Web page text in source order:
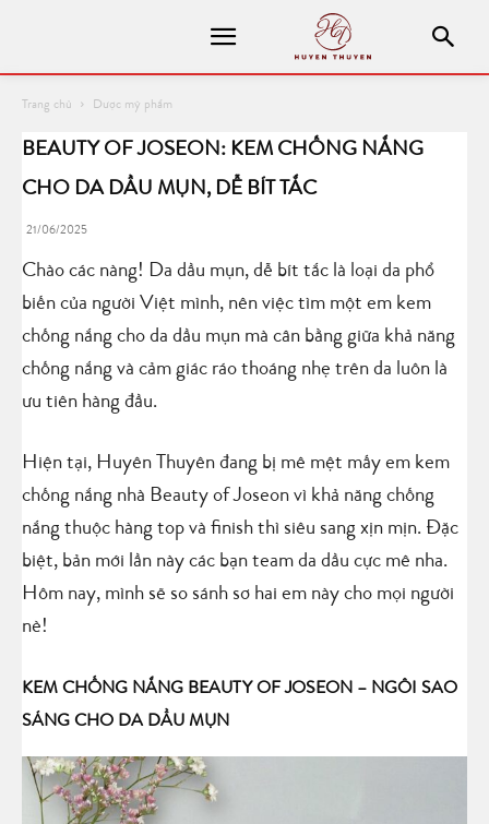
Trang chủ Dược mỹ phẩm
BEAUTY OF JOSEON: KEM CHỐNG NẮNG
CHO DA DẦU MỤN, DỄ BÍT TẮC
21/06/2025
Chào các nàng! Da dầu mụn, dễ bít tắc là loại da phổ
biến của người Việt mình, nên việc tìm một em kem
chống nắng cho da dầu mụn mà cân bằng giữa khả năng
chống nắng và cảm giác ráo thoáng nhẹ trên da luôn là
ưu tiên hàng đầu.
Hiện tại, Huyên Thuyên đang bị mê mệt mấy em kem
chống nắng nhà Beauty of Joseon vì khả năng chống
nắng thuộc hàng top và finish thì siêu sang xịn mịn. Đặc
biệt, bản mới lần này các bạn team da dầu cực mê nha.
Hôm nay, mình sẽ so sánh sơ hai em này cho mọi người
nè!
KEM CHỐNG NẮNG BEAUTY OF JOSEON – NGÔI SAO
SÁNG CHO DA DẦU MỤN